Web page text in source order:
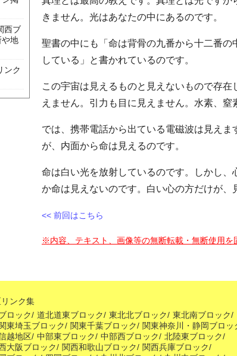
西ブ
や地
ンク
きません。光はあなたの中にあるのです。
聖書の中にも「命は背骨の九番から十二番
している」と書かれているのです。
この宇宙は見えるものと見えないもので存
えません。引力も目に見えません。水素、窒
では、携帯電話から出ている電磁波は見え
が、内面から命は見えるのです。
命は白い光を放射しているのです。しかし
か命は見えないのです。白い心の方だけが、
<< 前回はこちら
※内容、テキスト、画像等の無断転載・無断使用を
ンク集
ロック/ 道北道東ブロック/ 東北北ブロック/ 東北南ブロック/
東埼玉ブロック/ 関東千葉ブロック/ 関東神奈川・静岡ブロッ
越地区/ 中部東ブロック/ 中部西ブロック/ 北陸東ブロック/
大阪ブロック/ 関西和歌山ブロック/ 関西兵庫ブロック/